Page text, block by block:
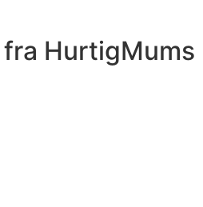
HurtigMums